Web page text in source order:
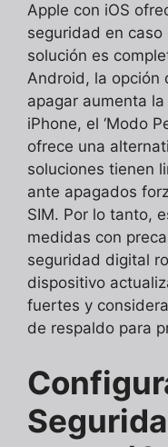
Apple con iOS
seguridad en
solución es
Android, la opción
apagar aumenta
iPhone, el ‘Modo
ofrece una
soluciones tienen
ante apagados
SIM. Por lo tanto,
medidas con
seguridad digital
dispositivo
fuertes y
de respaldo para